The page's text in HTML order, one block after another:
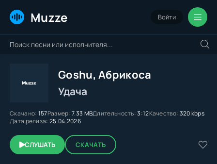
Muzze Войти
Goshu, Абрикоса
Удача
Скачано: 157Размер: 7.33 MBДлительность:3:12Качество: 320 kbps
Дата релиза: 25.04.2026
СЛУШАТЬ СКАЧАТЬ